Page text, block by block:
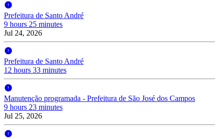
Prefeitura de Santo André
9 hours 25 minutes
Jul 24, 2026
Prefeitura de Santo André
12 hours 33 minutes
Manutenção programada - Prefeitura de São José dos Campos
9 hours 23 minutes
Jul 25, 2026